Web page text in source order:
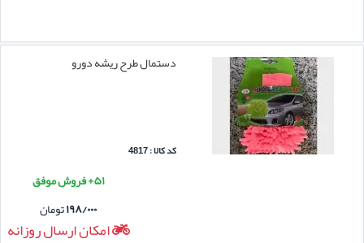
دستمال طرح ریشه دورو
کد کالا : 4817
۵۱+ فروش موفق
۱۹۸/۰۰۰تومان
امکان ارسال روزانه